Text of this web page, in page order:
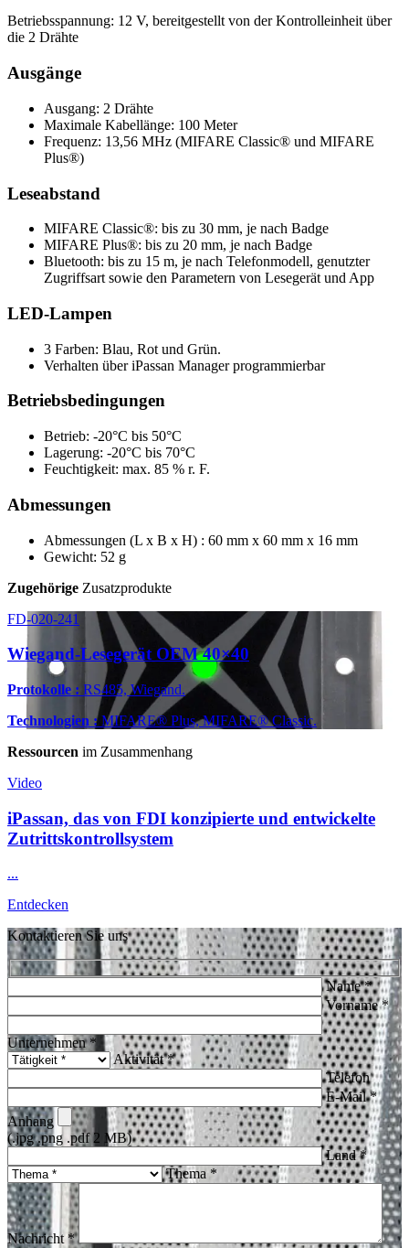
Betriebsspannung: 12 V, bereitgestellt von der Kontrolleinheit über
die 2 Drähte
Ausgänge
Ausgang: 2 Drähte
Maximale Kabellänge: 100 Meter
Frequenz: 13,56 MHz (MIFARE Classic® und MIFARE
Plus®)
Leseabstand
MIFARE Classic®: bis zu 30 mm, je nach Badge
MIFARE Plus®: bis zu 20 mm, je nach Badge
Bluetooth: bis zu 15 m, je nach Telefonmodell, genutzter
Zugriffsart sowie den Parametern von Lesegerät und App
LED-Lampen
3 Farben: Blau, Rot und Grün.
Verhalten über iPassan Manager programmierbar
Betriebsbedingungen
Betrieb: -20°C bis 50°C
Lagerung: -20°C bis 70°C
Feuchtigkeit: max. 85 % r. F.
Abmessungen
Abmessungen (L x B x H) : 60 mm x 60 mm x 16 mm
Gewicht: 52 g
Zugehörige Zusatzprodukte
FD-020-241
Wiegand-Lesegerät OEM 40×40
Protokolle : RS485, Wiegand.
Technologien :MIFARE® Plus, MIFARE® Classic.
Ressourcen im Zusammenhang
Video
iPassan, das von FDI konzipierte und entwickelte
Zutrittskontrollsystem
...
Entdecken
Kontaktieren Sie uns
Name *
Vorname *
Unternehmen *
Aktivität *
Telefon
E-Mail *
Anhang
(.jpg .png .pdf 2 MB)
Land *
Thema *
Nachricht *